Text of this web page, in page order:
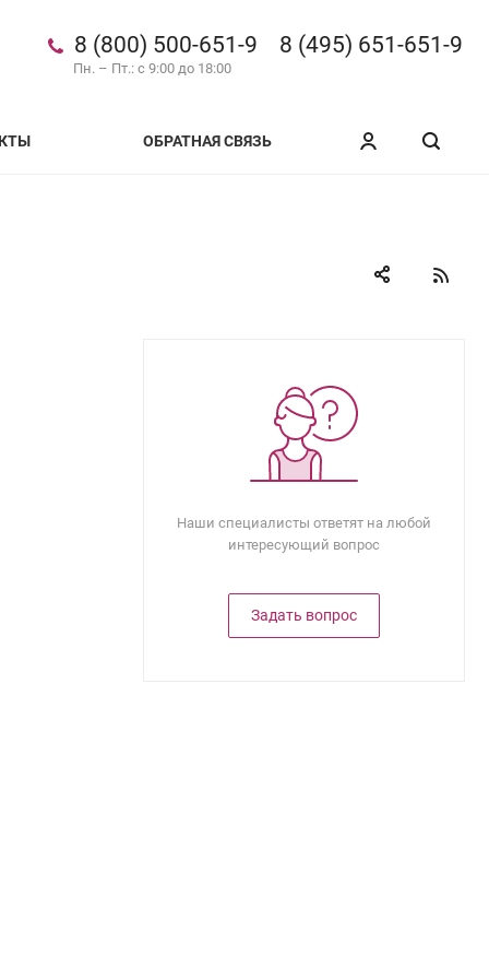
8 (800) 500-651-9 8 (495) 651-651-9
Пн. – Пт.: с 9:00 до 18:00
ОБРАТНАЯ СВЯЗЬ
Наши специалисты ответят на любой
интересующий вопрос
Задать вопрос